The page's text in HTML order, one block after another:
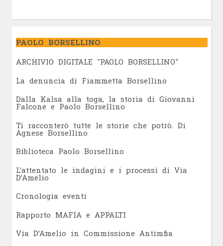
PAOLO BORSELLINO
ARCHIVIO DIGITALE "PAOLO BORSELLINO"
La denuncia di Fiammetta Borsellino
Dalla Kalsa alla toga, la storia di Giovanni
Falcone e Paolo Borsellino
Ti racconterò tutte le storie che potrò. Di
Agnese Borsellino
Biblioteca Paolo Borsellino
L’attentato le indagini e i processi di Via
D’Amelio
Cronologia eventi
Rapporto MAFIA e APPALTI
Via D’Amelio in Commissione Antimfia